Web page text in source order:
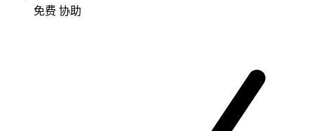
免费 协助